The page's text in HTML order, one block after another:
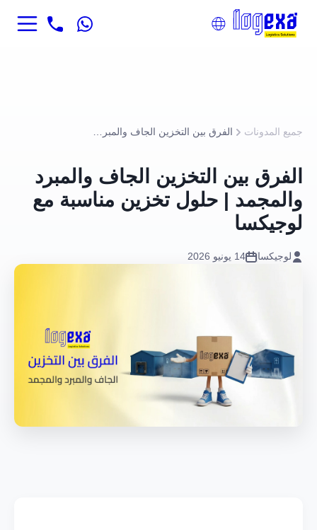
جميع المدونات
الفرق بين التخزين الجاف والمبرد
والمجمد | حلول تخزين مناسبة مع
لوجيكسا
لوجيكسا 14 يونيو 2026